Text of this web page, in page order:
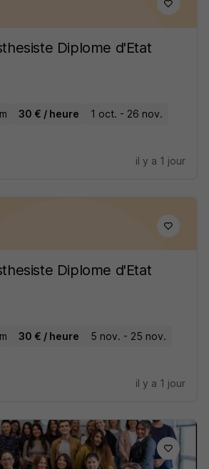
Diplome d'Etat
30 € / heure 1 oct. - 26 nov.
il y a 1 jour
Diplome d'Etat
30 € / heure 5 nov. - 25 nov.
il y a 1 jour